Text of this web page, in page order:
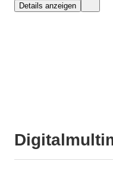
Details anzeigen